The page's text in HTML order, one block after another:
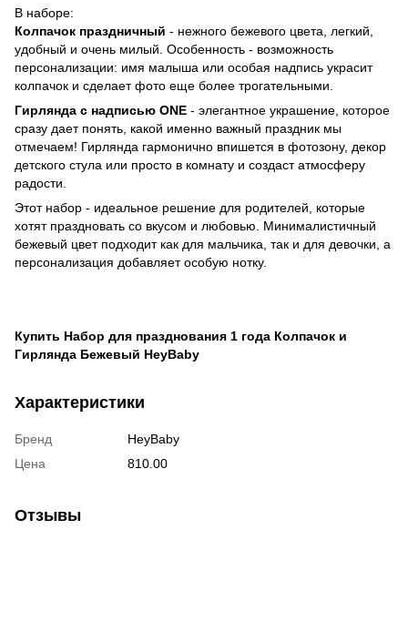
В наборе:
Колпачок праздничный - нежного бежевого цвета, легкий,
удобный и очень милый. Особенность - возможность
персонализации: имя малыша или особая надпись украсит
колпачок и сделает фото еще более трогательными.
Гирлянда с надписью ONE - элегантное украшение, которое
сразу дает понять, какой именно важный праздник мы
отмечаем! Гирлянда гармонично впишется в фотозону, декор
детского стула или просто в комнату и создаст атмосферу
радости.
Этот набор - идеальное решение для родителей, которые
хотят праздновать со вкусом и любовью. Минималистичный
бежевый цвет подходит как для мальчика, так и для девочки, а
персонализация добавляет особую нотку.
Купить Набор для празднования 1 года Колпачок и
Гирлянда Бежевый HeyBaby
Характеристики
Бренд
HeyBaby
Цена
810.00
Отзывы